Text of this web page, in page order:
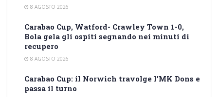
8 AGOSTO 2026
Carabao Cup, Watford- Crawley Town 1-0,
Bola gela gli ospiti segnando nei minuti di
recupero
8 AGOSTO 2026
Carabao Cup: il Norwich travolge l’MK Dons e
passa il turno